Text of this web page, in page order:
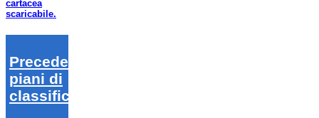
cartacea
scaricabile.
Precedenti
piani di
classifica